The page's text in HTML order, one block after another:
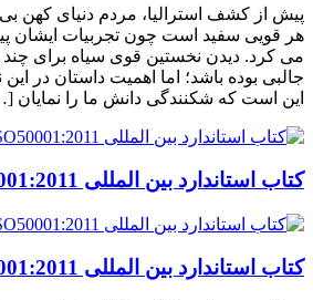
پیش از کشف استرالیا، مردم دنیاى کهن
هر قویى سفید است چون تجربیات ایشان
می کرد. دیدن نخستین قوى سیاه براى
جالبى بوده باشد؛ اما اهمیت داستان در
این است که شکنندگى دانش ما را نمایان
کتاب استاندارد بین المللی ISO50001:2011
کتاب استاندارد بین المللی ISO50001:2011